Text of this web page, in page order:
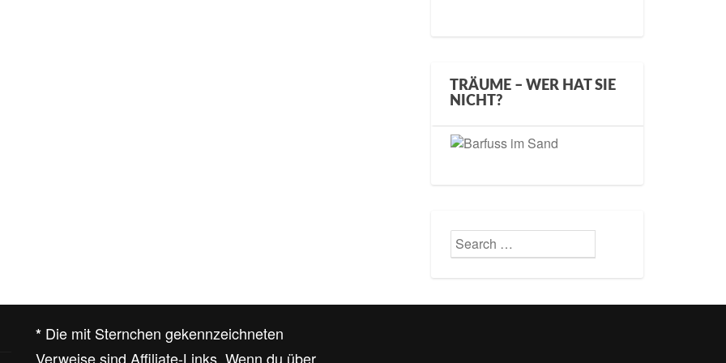
TRÄUME – WER HAT SIE
NICHT?
Search
for:
* Die mit Sternchen gekennzeichneten
Verweise sind Affiliate-Links. Wenn du über